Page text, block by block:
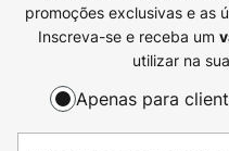
promoções exclusivas e as
Inscreva-se e receba um
utilizar na
Apenas para